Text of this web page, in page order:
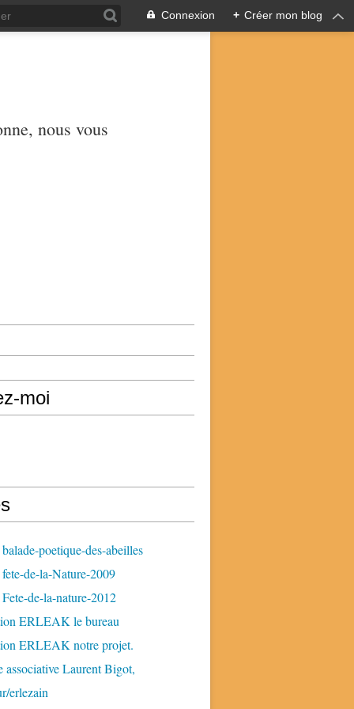
Connexion + Créer mon blog
nous vous
moi
poetique-des-abeilles
de-la-Nature-2009
de-la-nature-2012
ERLEAK le bureau
ERLEAK notre projet.
associative Laurent Bigot,
erlezain